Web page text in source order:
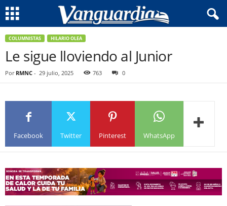
COLUMNISTAS HILARIO OLEA
Le sigue lloviendo al Junior
Por RMNC - 29 julio, 2025 763 0
Facebook Twitter Pinterest WhatsApp